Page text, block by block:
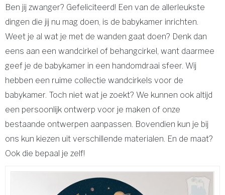
Ben jij zwanger? Gefeliciteerd! Een van de allerleukste
dingen die jij nu mag doen, is de babykamer inrichten.
Weet je al wat je met de wanden gaat doen? Denk dan
eens aan een wandcirkel of behangcirkel, want daarmee
geef je de babykamer in een handomdraai sfeer. Wij
hebben een ruime collectie wandcirkels voor de
babykamer. Toch niet wat je zoekt? We kunnen ook altijd
een persoonlijk ontwerp voor je maken of onze
bestaande ontwerpen aanpassen. Bovendien kun je bij
ons kun kiezen uit verschillende materialen. En de maat?
Ook die bepaal je zelf!